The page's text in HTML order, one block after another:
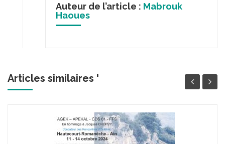
Auteur de l’article : Mabrouk
Haoues
Articles similaires '